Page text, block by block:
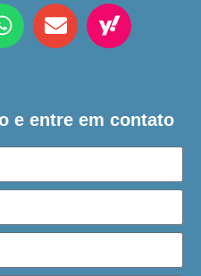
e entre em contato